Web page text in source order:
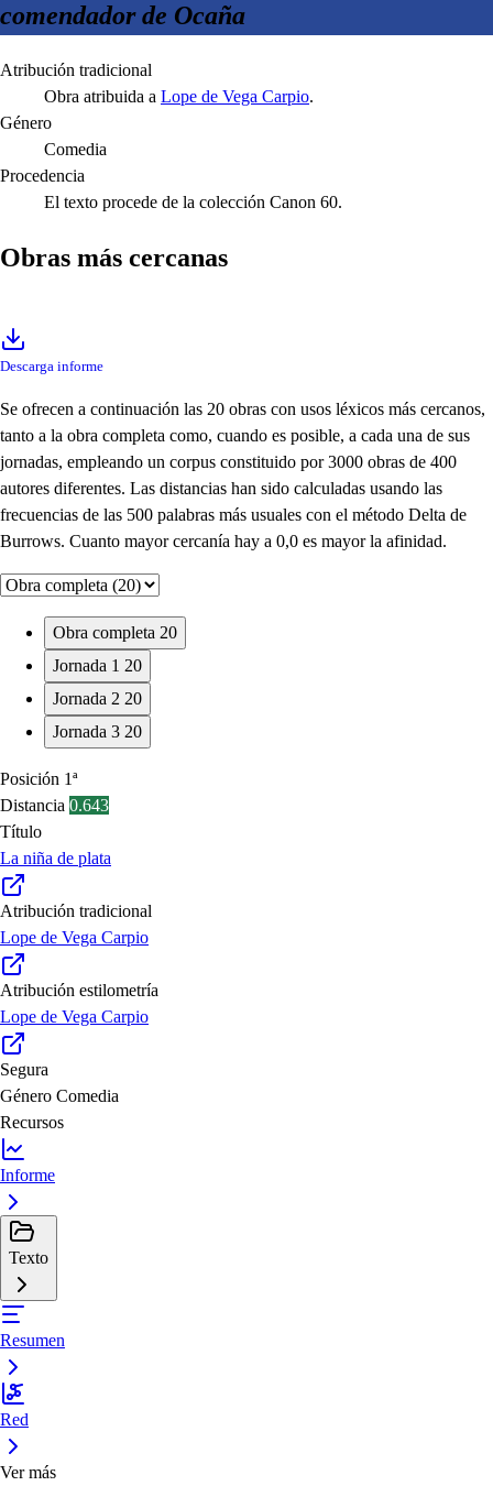
comendador de Ocaña
Atribución tradicional
Obra atribuida a Lope de Vega Carpio.
Género
Comedia
Procedencia
El texto procede de la colección Canon 60.
Obras más cercanas
Descarga informe
Se ofrecen a continuación las 20 obras con usos léxicos más cercanos,
tanto a la obra completa como, cuando es posible, a cada una de sus
jornadas, empleando un corpus constituido por 3000 obras de 400
autores diferentes. Las distancias han sido calculadas usando las
frecuencias de las 500 palabras más usuales con el método Delta de
Burrows. Cuanto mayor cercanía hay a 0,0 es mayor la afinidad.
Obra completa 20
Jornada 1 20
Jornada 2 20
Jornada 3 20
Posición 1ª
Distancia 0.643
Título
La niña de plata
Atribución tradicional
Lope de Vega Carpio
Atribución estilometría
Lope de Vega Carpio
Segura
Género Comedia
Recursos
Informe
Texto
Resumen
Red
Ver más